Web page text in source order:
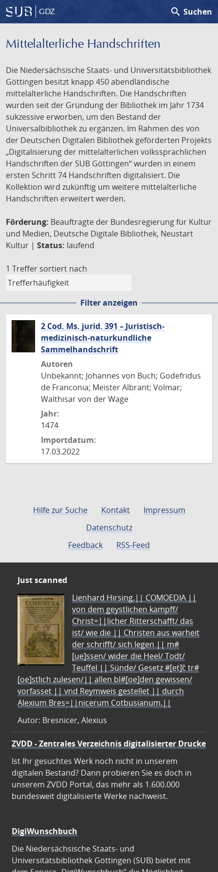
GDZ search Suchen
Mittelalterliche Handschriften
Die Niedersächsische Staats- und Universitätsbibliothek
Göttingen besitzt knapp 450 abendländische
mittelalterliche Handschriften. Die Handschriften
wurden seit der Gründung der Bibliothek im Jahr 1734
sukzessive erworben, um den Bestand der
Universalbibliothek zu ergänzen. Im Rahmen des von
der Deutschen Digitalen Bibliothek geförderten Projekts
„Digitalisierung der mittelalterlichen volkssprachlichen
Handschriften der SUB Göttingen“ wurden in einem
ersten Schritt 74 Handschriften digitalisiert. Die
Kollektion wird zukünftig um weitere mittelalterliche
Handschriften erweitert werden.
Förderung: Beauftragte der Bundesregierung für Kultur
und Medien, Deutsche Digitale Bibliothek, Neustart
Kultur | Status: laufend
1 Treffer sortiert nach
Filter anzeigen
2 Cod. Ms. jurid. 391 – Juristisch-
medizinisch-naturkundliche
Sammelhandschrift
Autoren
Unbekannt; Johannes von Buch; Godefridus
de Franconia; Meister Albrant; Volmar;
Walthisar von der Wage
Jahr:
1474
Importdatum:
17.03.2022
Hilfe zur Suche Kontakt
Impressum
Datenschutz
Feedback
RSS-Feed
Just scanned
Lienhard Hirsing.|| COMOEDIA ||
von dem geystlichen kampff/
Christ=||licher Ritterschafft/ das
ist/ wie die || Christen aus warheit
der schrifft/ sich legen || m#
[ue]ssen/ wider die Heel/ Todt/
Teuffel || Sünde/ Gesetz #[et]c̃ tr#
[oe]stlich zulesen/|| allen bl#[oe]den gewissen/
vorfasset || vnd Reymweis gestellet || durch
Alexium Bres=||nicerum Cotbusianum.||
Autor: Bresnicer, Alexius
ZVDD - Zentrales Verzeichnis digitalisierter Drucke
Ist Ihr gesuchtes Werk noch nicht in unserem
digitalen Bestand? Dann probieren Sie es doch in
unserem ZVDD Portal, das mehr als 1.600.000
bundesweit digitalisierte Werke nachweist.
DigiWunschbuch
Die Niedersächsische Staats- und
Universitätsbibliothek Göttingen (SUB) bietet mit